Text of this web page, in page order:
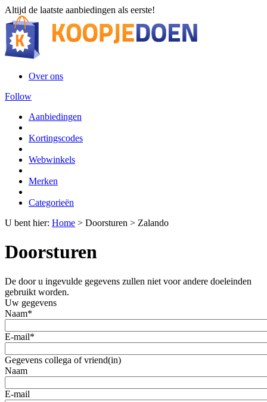
Altijd de laatste aanbiedingen als eerste!
Over ons
Follow
Aanbiedingen
Kortingscodes
Webwinkels
Merken
Categorieën
U bent hier: Home > Doorsturen > Zalando
Doorsturen
De door u ingevulde gegevens zullen niet voor andere doeleinden
gebruikt worden.
Uw gegevens
Naam*
E-mail*
Gegevens collega of vriend(in)
Naam
E-mail